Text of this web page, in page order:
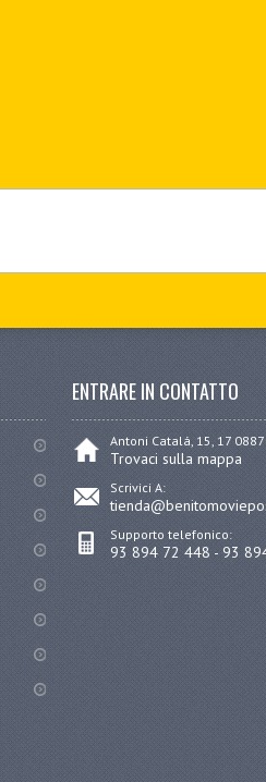
ENTRARE IN CONTATTO
Antoni Catalá, 15, 17
Trovaci sulla mappa
Scrivici A:
Supporto telefonico:
93 894 72 448 - 93